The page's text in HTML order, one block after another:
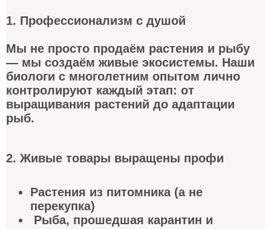
1. Профессионализм с душой
Мы не просто продаём растения и рыбу
— мы создаём живые экосистемы. Наши
биологи с многолетним опытом лично
контролируют каждый этап: от
выращивания растений до адаптации
рыб.
2. Живые товары выращены профи
Растения из питомника (а не
перекупка)
Рыба, прошедшая карантин и